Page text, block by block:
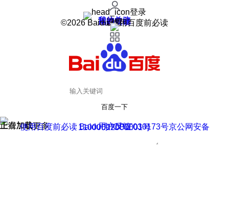
登录
我的关注
我的收藏
皮肤中心
用户反馈
设置
©2026 Baidu 使用百度前必读
百度一下
正在加载
上滑加载更多 用户反馈
使用百度前必读 Baidu 京ICP证030173号
京公网安备11000002000001号